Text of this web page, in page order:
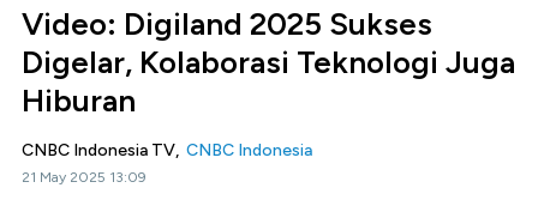
Video: Digiland 2025 Sukses
Digelar, Kolaborasi Teknologi Juga
Hiburan
CNBC Indonesia TV, CNBC Indonesia
21 May 2025 13:09